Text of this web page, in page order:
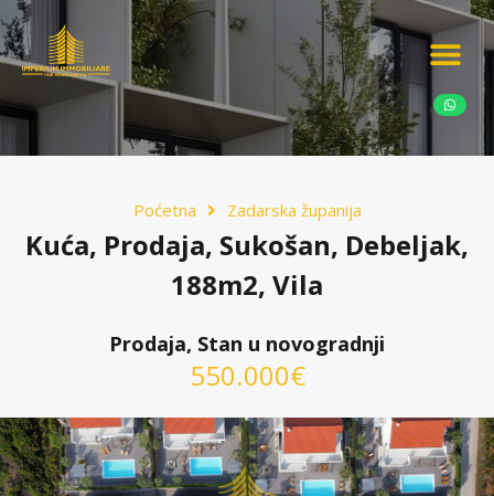
Poćetna Zadarska županija
Kuća, Prodaja, Sukošan, Debeljak,
188m2, Vila
Prodaja, Stan u novogradnji
550.000€